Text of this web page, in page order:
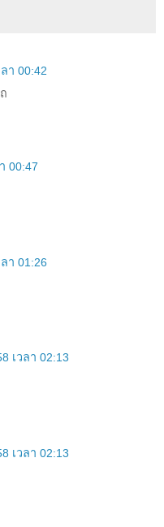
า 00:42
00:47
า 01:26
เวลา 02:13
เวลา 02:13